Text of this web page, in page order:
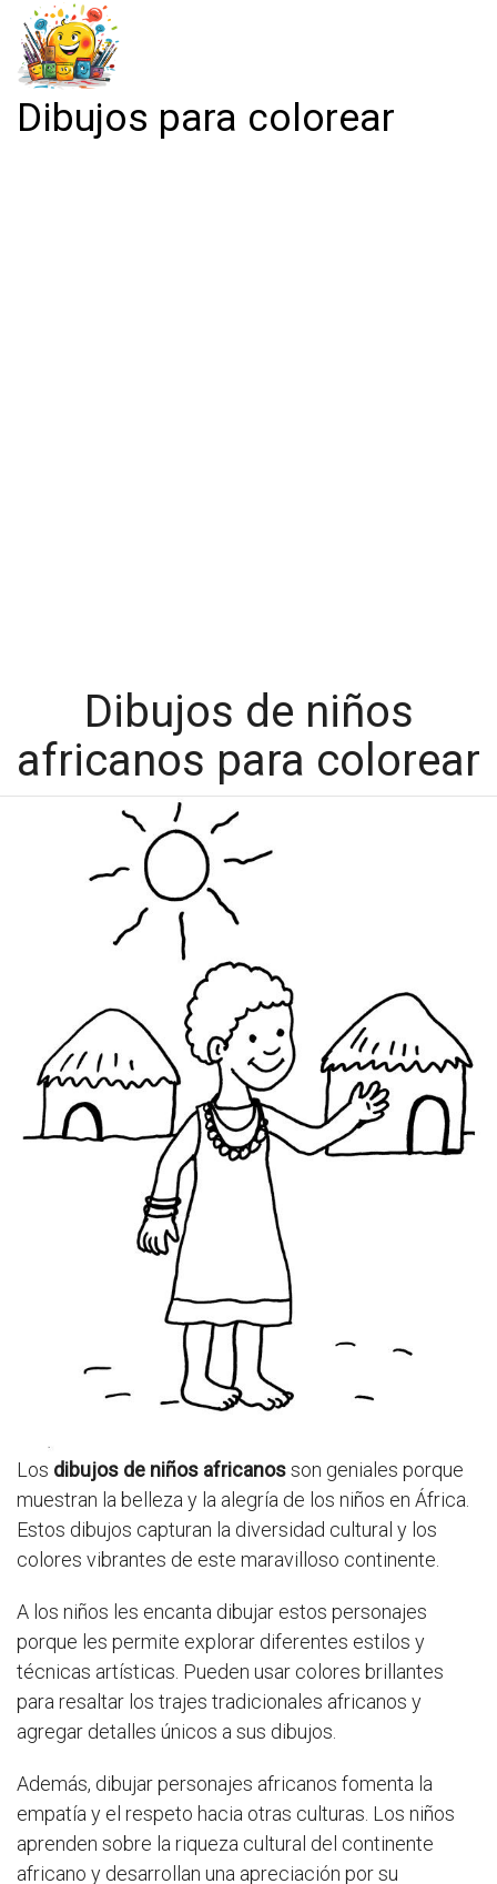
Dibujos para colorear
Dibujos de niños
africanos para colorear
Los dibujos de niños africanosson geniales porque
muestran la belleza y la alegría de los niños en África.
Estos dibujos capturan la diversidad cultural y los
colores vibrantes de este maravilloso continente.
A los niños les encanta dibujar estos personajes
porque les permite explorar diferentes estilos y
técnicas artísticas. Pueden usar colores brillantes
para resaltar los trajes tradicionales africanos y
agregar detalles únicos a sus dibujos.
Además, dibujar personajes africanos fomenta la
empatía y el respeto hacia otras culturas. Los niños
aprenden sobre la riqueza cultural del continente
africano y desarrollan una apreciación por su